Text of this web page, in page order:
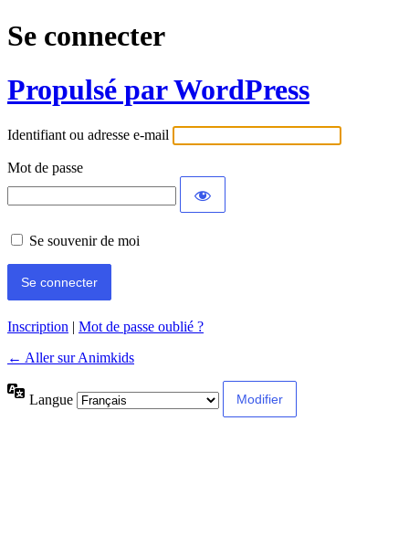
Se connecter
Propulsé par WordPress
Identifiant ou adresse e-mail
Mot de passe
Se souvenir de moi
Inscription | Mot de passe oublié ?
← Aller sur Animkids
Langue